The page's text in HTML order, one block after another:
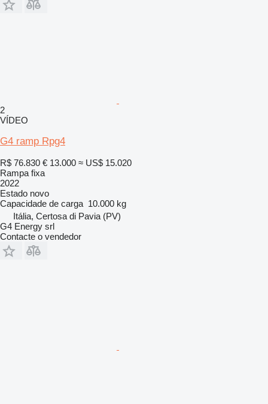
2
VÍDEO
G4 ramp Rpg4
R$ 76.830 € 13.000 ≈ US$ 15.020
Rampa fixa
2022
Estado novo
Capacidade de carga 10.000 kg
Itália, Certosa di Pavia (PV)
G4 Energy srl
Contacte o vendedor